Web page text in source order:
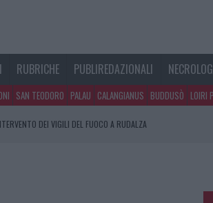
RUBRICHE PUBLIREDAZIONALI
SAN TEODORO PALAU CALANGIANUS BUDDUSÒ LOIRI
DEI VIGILI DEL FUOCO A RUDALZA